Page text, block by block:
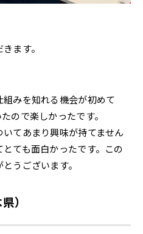
ます。
組みを知れる機会が初めて
ので楽しかったです。
てあまり興味が持てません
ても面白かったです。この
うございます。
）